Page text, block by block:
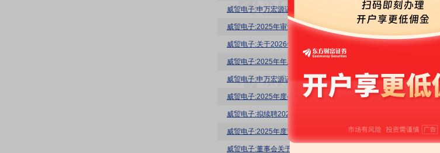
威贸电子:2025年审计报告
威贸电子:关于2026年董事、高级管理人员薪酬方案的公告
威贸电子:2025年年度报告
威贸电子:2025年度会计师事务所履职情况评估报告
威贸电子:拟续聘2026年度会计师事务所公告
威贸电子:2025年度董事会审计委员会履职情况报告
威贸电子:董事会关于独立董事独立性自查情况的专项报告